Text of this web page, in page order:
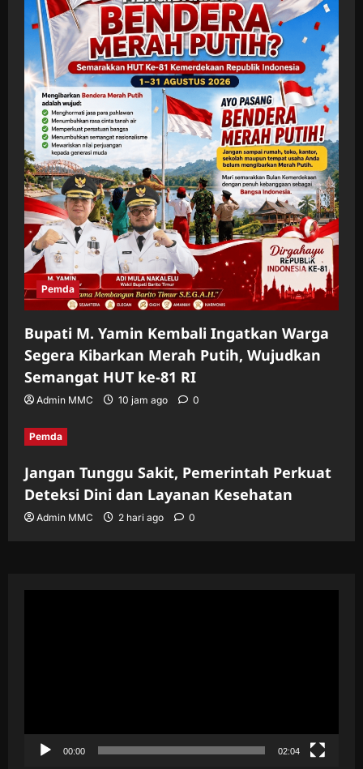
Pemda
Bupati M. Yamin Kembali Ingatkan Warga
Segera Kibarkan Merah Putih, Wujudkan
Semangat HUT ke-81 RI
Admin MMC 10 jam ago 0
Pemda
Jangan Tunggu Sakit, Pemerintah Perkuat
Deteksi Dini dan Layanan Kesehatan
Admin MMC 2 hari ago 0
00:00 02:04